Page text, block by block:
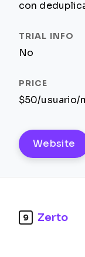
con
No
$50/usuario/
Website
9 Zerto